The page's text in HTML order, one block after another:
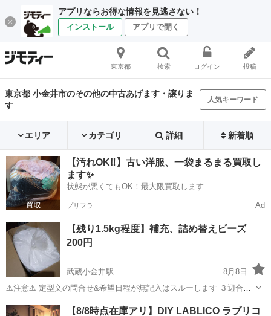
アプリならお得な情報を見逃さない！
インストール アプリで開く
東京都 検索 ログイン 投稿
東京都 小金井市のその他の中古あげます・譲りま
す
人気キーワード
エリア カテゴリ 詳細 新着順
【汚れOK‼️】古い洋服、一袋まるまる買取し
ます✨
状態が悪くてもOK！最大限買取します
プリフラ Ad
【残り1.5kg程度】補充、詰め替えビーズ
200円
武蔵小金井駅
8月8日
⚠️注意⚠️ 定型文の問合せ&希望日程が無記入はスルーします ３辺合計
150段ボールに約２kgある状態の時に撮影しました ⭐800g程度お譲り
先が決定、現在は1.5kgほどです 段ボール内側にこぼれたビーズが
東京 小金井市 武蔵小金井駅 その他
【8/8時点在庫アリ】DIY LABLICO ラブリコ